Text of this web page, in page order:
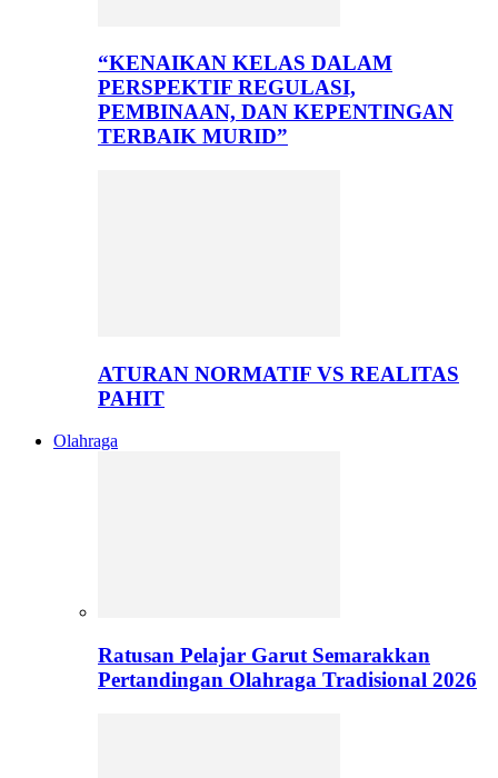
“KENAIKAN KELAS DALAM
PERSPEKTIF REGULASI,
PEMBINAAN, DAN KEPENTINGAN
TERBAIK MURID”
ATURAN NORMATIF VS REALITAS
PAHIT
Olahraga
Ratusan Pelajar Garut Semarakkan
Pertandingan Olahraga Tradisional 2026